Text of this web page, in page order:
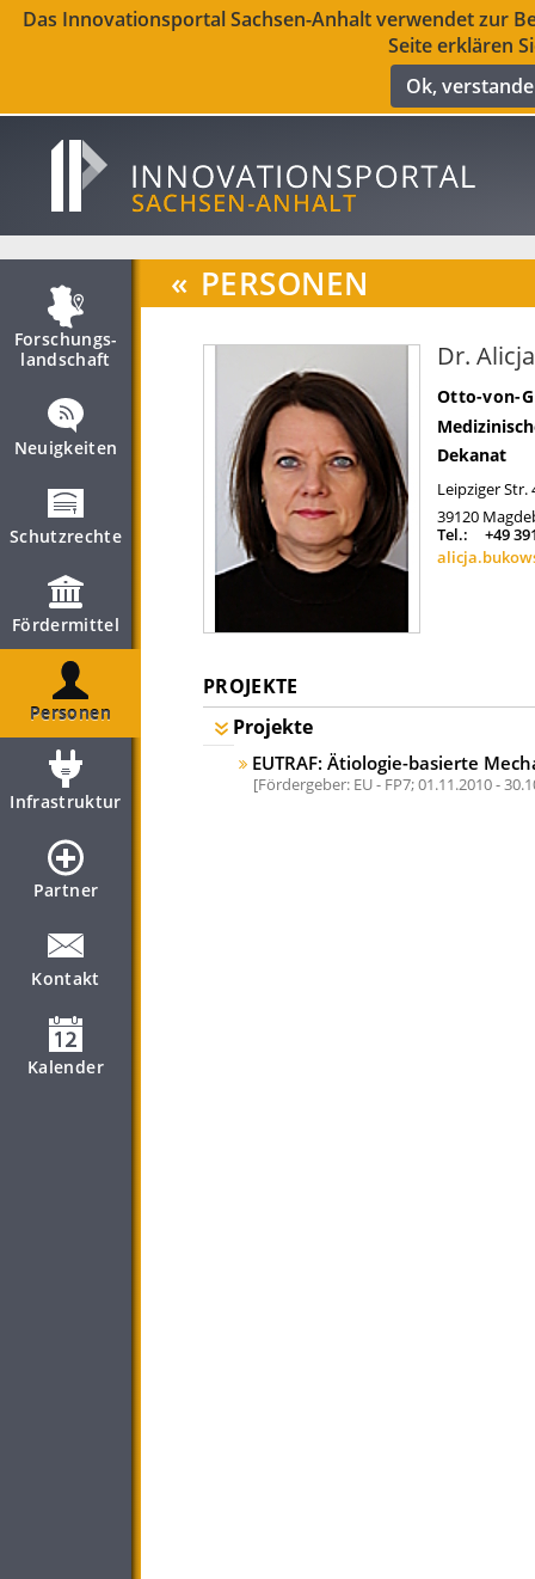
Das Innovationsportal Sachsen-Anhalt verwendet zur
Seite erklären
Ok,
Forschungs­
landschaft
Neuigkeiten
Schutzrechte
Fördermittel
Personen
Infrastruktur
Partner
Kontakt
Kalender
« PERSONEN
Dr.
Otto-von-
Dekanat
Leipziger Str.
39120
Tel.:
+49
PROJEKTE
Projekte
EUTRAF: Ätiologie-basierte
Fördergeber: EU - FP7;01.11.2010 -